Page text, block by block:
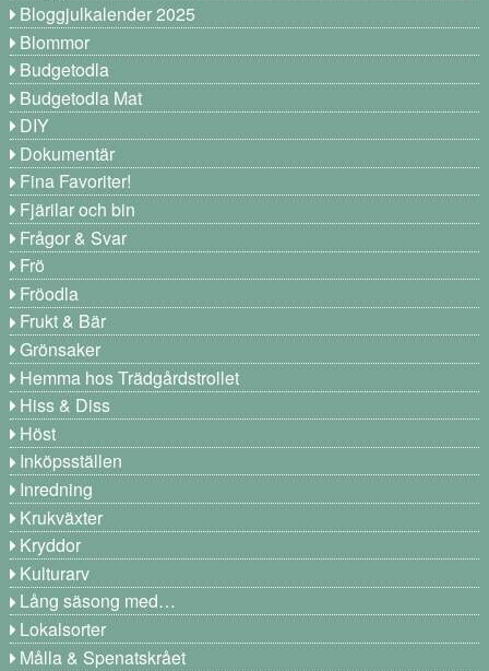
Bloggjulkalender 2025
Blommor
Budgetodla
Budgetodla Mat
DIY
Dokumentär
Fina Favoriter!
Fjärilar och bin
Frågor & Svar
Frö
Fröodla
Frukt & Bär
Grönsaker
Hemma hos Trädgårdstrollet
Hiss & Diss
Höst
Inköpsställen
Inredning
Krukväxter
Kryddor
Kulturarv
Lång säsong med…
Lokalsorter
Målla & Spenatskrået